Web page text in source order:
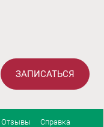
ЗАПИСАТЬСЯ
Отзывы Справка